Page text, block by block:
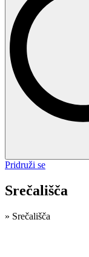
Pridruži se
Srečališča
» Srečališča